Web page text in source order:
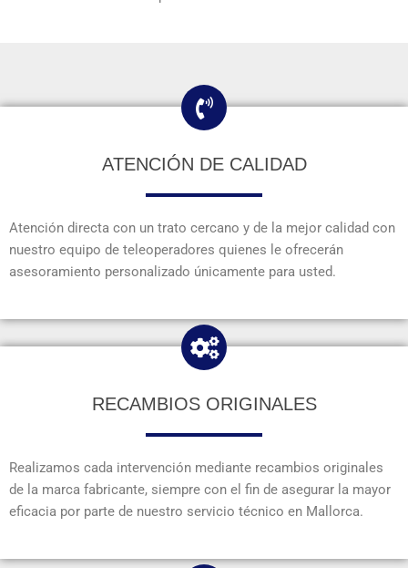
ATENCIÓN DE CALIDAD
Atención directa con un trato cercano y de la mejor calidad con
nuestro equipo de teleoperadores quienes le ofrecerán
asesoramiento personalizado únicamente para usted.
RECAMBIOS ORIGINALES
Realizamos cada intervención mediante recambios originales
de la marca fabricante, siempre con el fin de asegurar la mayor
eficacia por parte de nuestro servicio técnico en Mallorca.